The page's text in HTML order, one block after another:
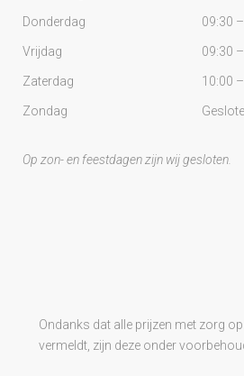
Donderdag 09:30
Vrijdag 09:30
Zaterdag 10:00
Zondag
Op zon- en feestdagen zijn wij gesloten.
Ondanks dat alle prijzen met zorg
vermeldt, zijn deze onder